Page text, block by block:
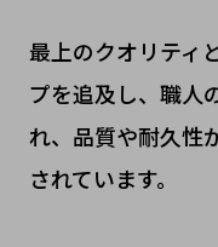
最上のクオリティ
プを追及し、職人
れ、品質や耐久性
されています。